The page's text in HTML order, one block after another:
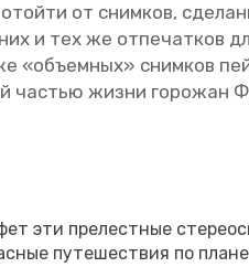
от сним­ков,
и тех же от­пе­чат­ков
«объ­ем­ных» сним­ков
ча­стью жизни го­ро­жан
эти пре­лест­ные
пу­те­ше­ствия по